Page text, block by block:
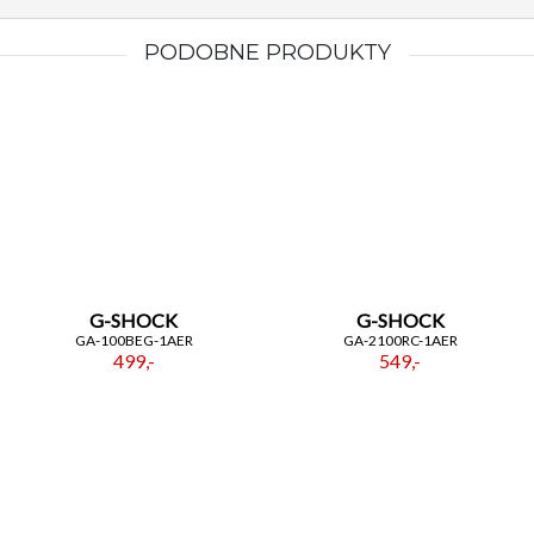
PODOBNE PRODUKTY
G-SHOCK
GA-100BEG-1AER
499,-
G-SHOCK
GA-2100RC-1AER
549,-